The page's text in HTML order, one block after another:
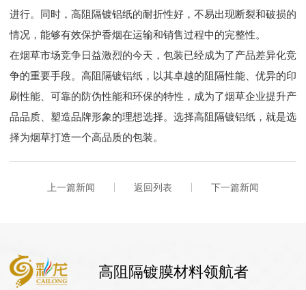
进行。同时，高阻隔镀铝纸的耐折性好，不易出现断裂和破损的
情况，能够有效保护香烟在运输和销售过程中的完整性。
在烟草市场竞争日益激烈的今天，包装已经成为了产品差异化竞
争的重要手段。高阻隔镀铝纸，以其卓越的阻隔性能、优异的印
刷性能、可靠的防伪性能和环保的特性，成为了烟草企业提升产
品品质、塑造品牌形象的理想选择。选择高阻隔镀铝纸，就是选
择为烟草打造一个高品质的包装。
上一篇新闻 返回列表 下一篇新闻
高阻隔镀膜材料领航者